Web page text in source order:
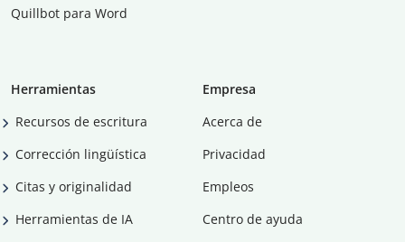
Quillbot para Word
Herramientas
Recursos de escritura
Corrección lingüística
Citas y originalidad
Herramientas de IA
Empresa
Acerca de
Privacidad
Empleos
Centro de ayuda